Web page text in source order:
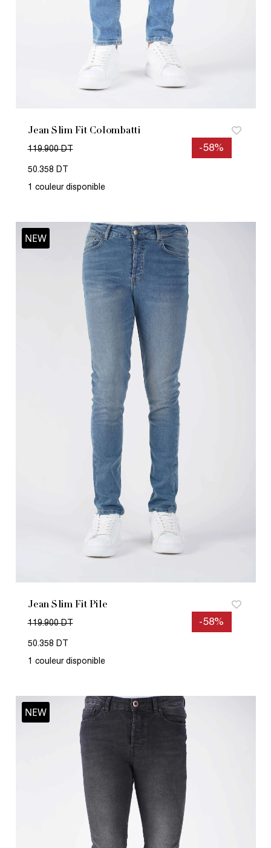
Jean Slim Fit Colombatti
-58%
119.900 DT
50.358 DT
1 couleur disponible
NEW
Jean Slim Fit Pile
-58%
119.900 DT
50.358 DT
1 couleur disponible
NEW